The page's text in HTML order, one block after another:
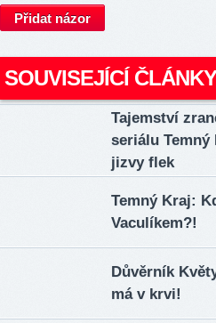
Přidat názor
SOUVISEJÍCÍ ČLÁNKY
Tajemství
seriálu
jizvy flek
Temný Kraj:
Vaculíkem?!
Důvěrník
má v krvi!